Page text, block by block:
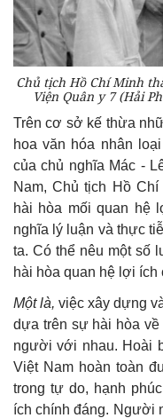
Chủ tịch Hồ Chí Minh
Viện Quân y 7 (Hải
Trên cơ sở kế thừa
hoa văn hóa nhân
của chủ nghĩa Mác -
Nam, Chủ tịch Hồ
hài hòa mối quan hệ
nghĩa lý luận và thực
ta. Có thể nêu một số
hài hòa quan hệ lợi ích
Một là, việc xây dựng
dựa trên sự hài hòa
người với nhau. Hoài
Việt Nam hoàn toàn
trong tự do, hạnh
ích chính đáng. Người